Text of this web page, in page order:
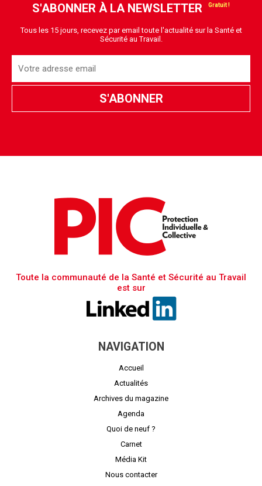
S'ABONNER À LA NEWSLETTER
Tous les 15 jours, recevez par email toute l'actualité sur la Santé et
Sécurité au Travail.
Toute la communauté de la Santé et Sécurité au Travail
est sur
NAVIGATION
Accueil
Actualités
Archives du magazine
Agenda
Quoi de neuf ?
Carnet
Média Kit
Nous contacter